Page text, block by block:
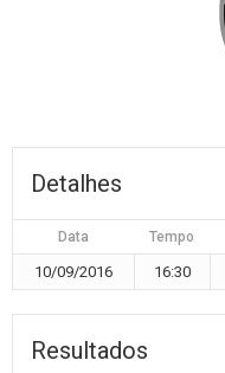
Detalhes
Data Tempo
10/09/2016 16:30
Resultados